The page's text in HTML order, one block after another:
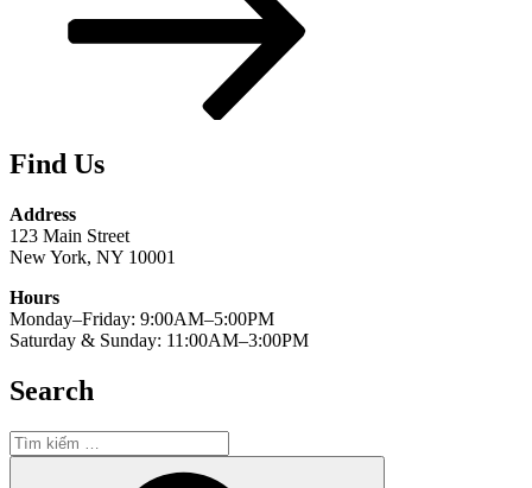
Find Us
Address
123 Main Street
New York, NY 10001
Hours
Monday–Friday: 9:00AM–5:00PM
Saturday & Sunday: 11:00AM–3:00PM
Search
Tìm
kiếm: